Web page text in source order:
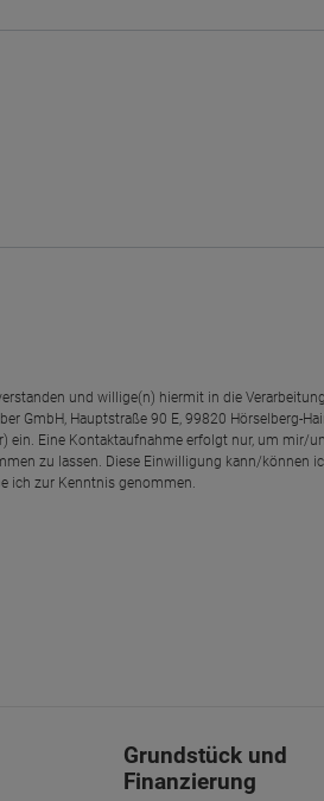
und willige(n) hiermit in die
GmbH, Hauptstraße 90 E, 99820 Hörselberg-
ein. Eine Kontaktaufnahme erfolgt nur, um
zu lassen. Diese Einwilligung kann/können
ich zur Kenntnis genommen.
Grundstück und
Finanzierung